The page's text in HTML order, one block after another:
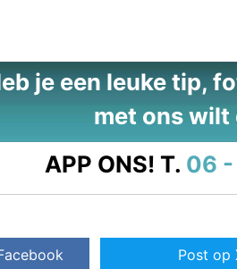
je een leuke tip,
met ons wilt
APP ONS! T. 06 -
Post op